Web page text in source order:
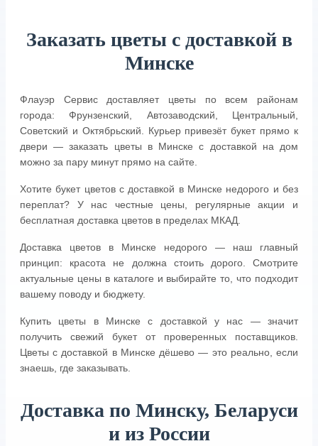
Заказать цветы с доставкой в
Минске
Флауэр Сервис доставляет цветы по всем районам
города: Фрунзенский, Автозаводский, Центральный,
Советский и Октябрьский. Курьер привезёт букет прямо к
двери — заказать цветы в Минске с доставкой на дом
можно за пару минут прямо на сайте.
Хотите букет цветов с доставкой в Минске недорого и без
переплат? У нас честные цены, регулярные акции и
бесплатная доставка цветов в пределах МКАД.
Доставка цветов в Минске недорого — наш главный
принцип: красота не должна стоить дорого. Смотрите
актуальные цены в каталоге и выбирайте то, что подходит
вашему поводу и бюджету.
Купить цветы в Минске с доставкой у нас — значит
получить свежий букет от проверенных поставщиков.
Цветы с доставкой в Минске дёшево — это реально, если
знаешь, где заказывать.
Доставка по Минску, Беларуси
и из России